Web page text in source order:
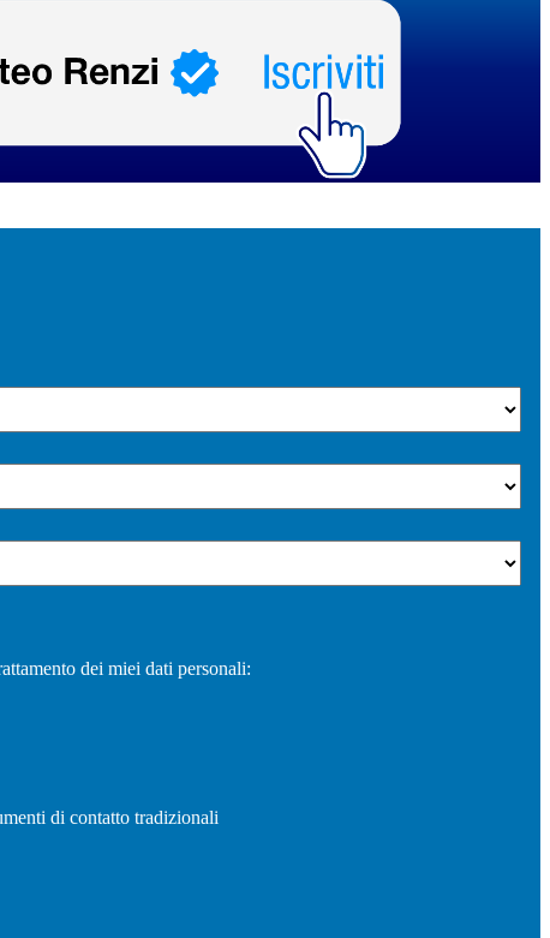
dei miei dati personali:
di contatto tradizionali